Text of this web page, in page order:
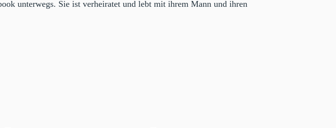
unterwegs. Sie ist verheiratet und lebt mit ihrem Mann und ihren